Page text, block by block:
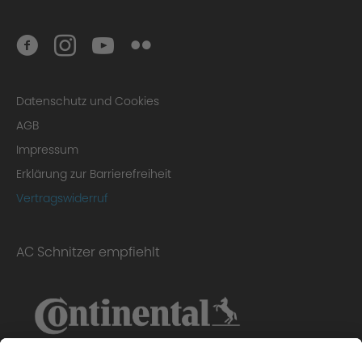
Datenschutz und Cookies
AGB
Impressum
Erklärung zur Barrierefreiheit
Vertragswiderruf
AC Schnitzer empfiehlt